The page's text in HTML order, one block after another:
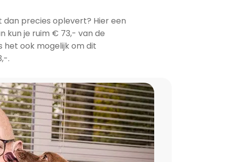
dan precies oplevert? Hier een
kun je ruim € 73,- van de
het ook mogelijk om dit
.